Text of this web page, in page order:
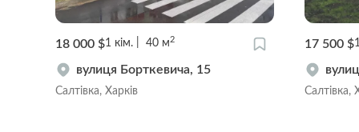
18 000 $1 кім. 40 м2
вулиця Борткевича, 15
Салтівка, Харків
17 500 $
Салтівка,